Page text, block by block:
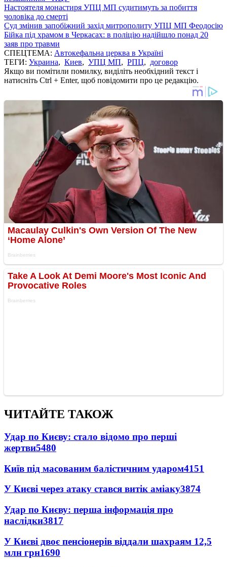
Настоятеля монастиря УПЦ МП судитимуть за побиття
чоловіка до смерті
Суд змінив запобіжний захід митрополиту УПЦ МП Феодосію
Бійка під храмом в Черкасах: в поліцію надійшло понад 20
заяв про травми
СПЕЦТЕМА: Автокефальна церква в Україні
ТЕГИ: Украина, Киев, УПЦ МП, РПЦ, договор
Якщо ви помітили помилку, виділіть необхідний текст і
натисніть Ctrl + Enter, щоб повідомити про це редакцію.
ЧИТАЙТЕ ТАКОЖ
Удар по Києву: стало відомо про перші
жертви5480
Київ під масованим балістичним ударом4151
У Києві через атаку стався витік аміаку3874
Удар по Києву: перша інформація про
наслідки3817
У Києві двоє пенсіонерів віддали шахраям 12,5
млн грн1690